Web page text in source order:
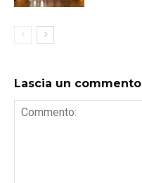
Lascia un commento